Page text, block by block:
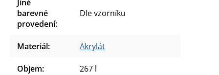
Jiné
barevné
provedení:
Dle vzorníku
Materiál: Akrylát
Objem: 267 l